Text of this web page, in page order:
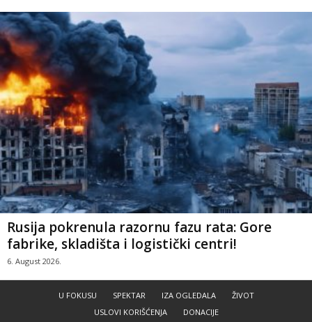
Rusija pokrenula razornu fazu rata: Gore
fabrike, skladišta i logistički centri!
6. August 2026.
U FOKUSU SPEKTAR IZA OGLEDALA
ŽIVOT
USLOVI KORIŠĆENJA
DONACIJE